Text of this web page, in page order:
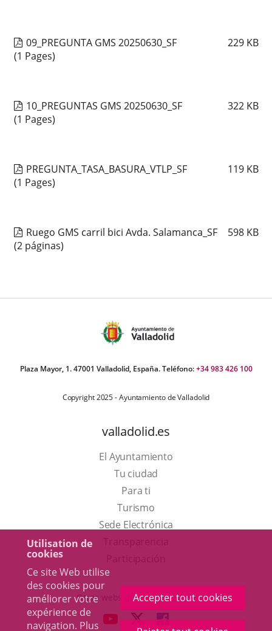
Utilisation de
cookies
Ce site Web utilise
des cookies pour
améliorer votre
expérience de
navigation. Plus
Accepter tout cookies
09_PREGUNTA GMS 20250630_SF 229 KB
(1 Pages)
10_PREGUNTAS GMS 20250630_SF 322 KB
(1 Pages)
PREGUNTA_TASA_BASURA_VTLP_SF 119 KB
(1 Pages)
Ruego GMS carril bici Avda. Salamanca_SF 598 KB
(2 páginas)
Plaza Mayor, 1. 47001 Valladolid, España. Teléfono:+34 983 426 100
Copyright 2025 - Ayuntamiento de Valladolid
valladolid.es
El Ayuntamiento
Tu ciudad
Para ti
TurismoEste
enlace
una
ventana
nueva.
Sede Electrónica
externa.
Otras webs del ayuntamiento
ENLACEENLACEENLACE